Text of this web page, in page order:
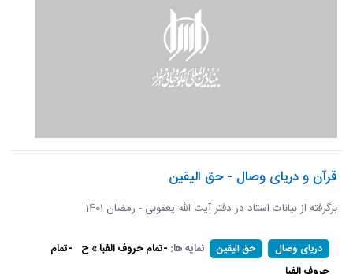
قرآن و دریای وصال - حق الیقین
برگرفته از بیانات استاد در دفتر آِیت الله یعقوبی - رمضان 1401
دریای وصال حق الیقین نمایه ها: -تمام حروف الفبا » ح -تمام